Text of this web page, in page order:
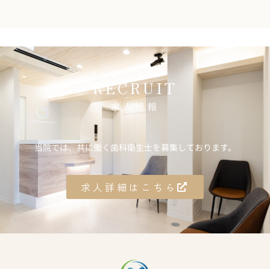
RECRUIT
求人情報
当院では、共に働く歯科衛生士を募集しております。
求人詳細はこちら